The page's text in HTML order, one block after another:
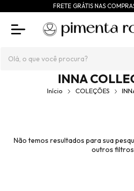
FRETE GRÁTIS NAS
INNA
Início COLEÇÕES
Não temos resultados para sua
outros